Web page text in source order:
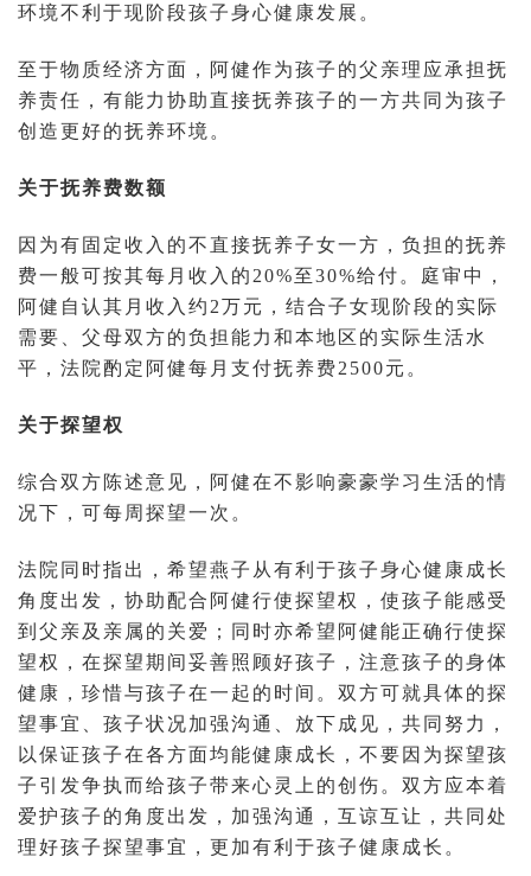
环境不利于现阶段孩子身心健康发展。
至于物质经济方面，阿健作为孩子的父亲理应承担抚
养责任，有能力协助直接抚养孩子的一方共同为孩子
创造更好的抚养环境。
关于抚养费数额
因为有固定收入的不直接抚养子女一方，负担的抚养
费一般可按其每月收入的20%至30%给付。庭审中，
阿健自认其月收入约2万元，结合子女现阶段的实际
需要、父母双方的负担能力和本地区的实际生活水
平，法院酌定阿健每月支付抚养费2500元。
关于探望权
综合双方陈述意见，阿健在不影响豪豪学习生活的情
况下，可每周探望一次。
法院同时指出，希望燕子从有利于孩子身心健康成长
角度出发，协助配合阿健行使探望权，使孩子能感受
到父亲及亲属的关爱；同时亦希望阿健能正确行使探
望权，在探望期间妥善照顾好孩子，注意孩子的身体
健康，珍惜与孩子在一起的时间。双方可就具体的探
望事宜、孩子状况加强沟通、放下成见，共同努力，
以保证孩子在各方面均能健康成长，不要因为探望孩
子引发争执而给孩子带来心灵上的创伤。双方应本着
爱护孩子的角度出发，加强沟通，互谅互让，共同处
理好孩子探望事宜，更加有利于孩子健康成长。